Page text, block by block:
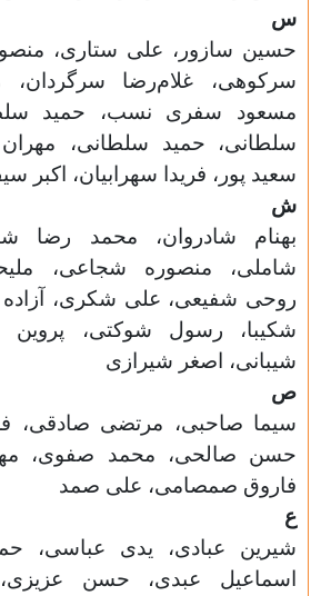
س
حسین سازور، علی ستاری،
سرکوهی، غلام‌رضا
مسعود سفری نسب، حمید
سلطانی،
حمید سلطانی،
سعید پور، فریدا سهرابیان، اکبر
ش
بهنام شادروان، محمد رضا
شاملی، منصوره شجاعی،
روحی شفیعی، علی شکری،
شکیبا، رسول شوکتی، پروین
شیبانی، اصغر شیرازی
ص
سیما صاحبی، مرتضی صادقی،
حسن صالحی، محمد صفوی،
فاروق صمصامی، علی صمد
ع
شیرین عبادی، یدی عباسی،
اسماعیل عبدی، حسن عزیزی،